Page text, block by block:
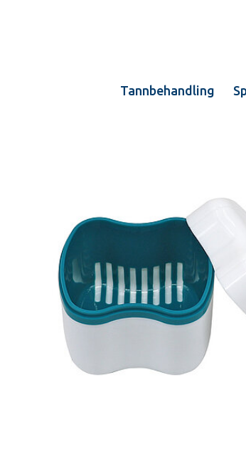
Tannbehandling